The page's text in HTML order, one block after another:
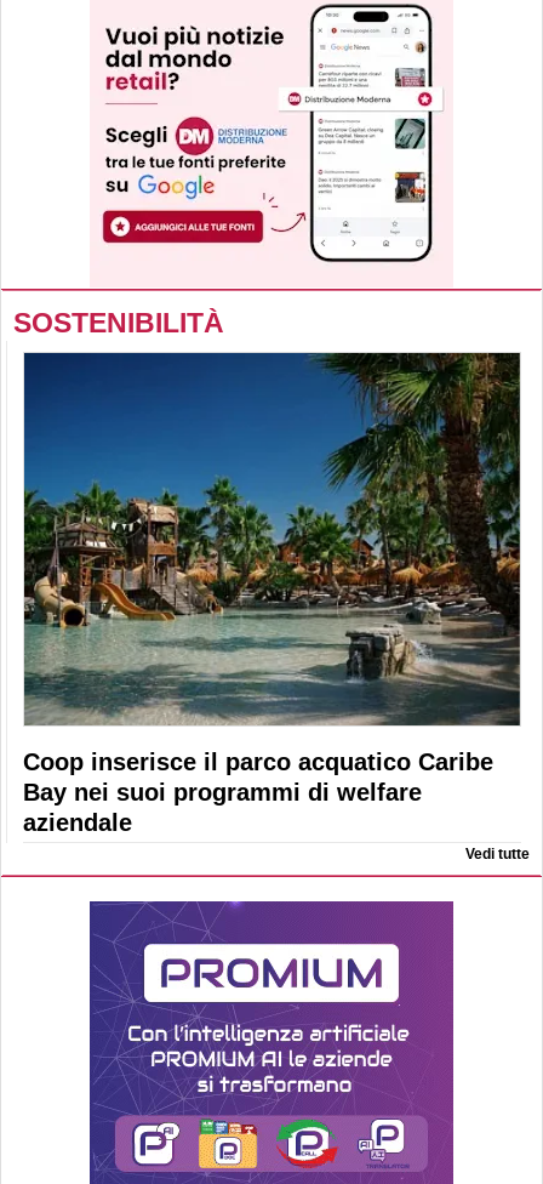
SOSTENIBILITÀ
Coop inserisce il parco acquatico Caribe
Bay nei suoi programmi di welfare
aziendale
Vedi tutte